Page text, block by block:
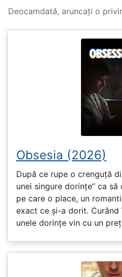
Deocamdată, aruncați o
Obsesia (2026)
După ce rupe o crenguță
unei singure dorințe” ca
pe care o place, un
exact ce și-a dorit. Curând
unele dorințe vin cu un